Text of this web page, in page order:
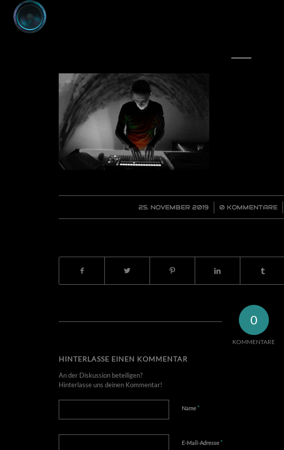
25. NOVEMBER 2019
/ 0 KOMMENTARE
/
0
KOMMENTARE
HINTERLASSE EINEN KOMMENTAR
An der Diskussion beteiligen?
Hinterlasse uns deinen Kommentar!
Name *
E-Mail-Adresse *